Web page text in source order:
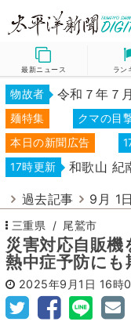
最新ニュース ラン
物故者 令和７年７
麺特集 クマの目
本日の新聞広告
17時更新 和歌山 紀
過去記事 9月 1日
三重県 尾鷲市
災害対応自販
熱中症予防にも
2025年9月1日 16時